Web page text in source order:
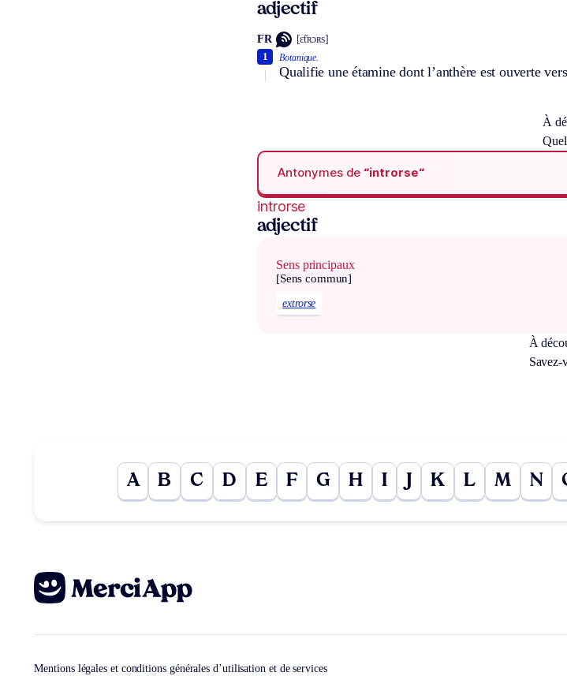
adjectif
FR [ɛ̃tʀɔʀs]
Botanique.
Qualifie une étamine dont l’anthère est ouverte
1
À
Antonymes de “introrse“
introrse
adjectif
Sens principaux
[Sens commun]
extrorse
À
Savez-
A B C D E F G H I J K L M N
Mentions légales et conditions générales d’utilisation et de services